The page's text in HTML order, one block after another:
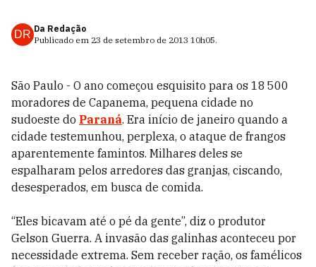
DR Da Redação
Publicado em 23 de setembro de 2013 10h05.
São Paulo - O ano começou esquisito para os 18 500
moradores de Capanema, pequena cidade no
sudoeste do Paraná. Era início de janeiro quando a
cidade testemunhou, perplexa, o ataque de frangos
aparentemente famintos. Milhares deles se
espalharam pelos arredores das granjas, ciscando,
desesperados, em busca de comida.
“Eles bicavam até o pé da gente”, diz o produtor
Gelson Guerra. A invasão das galinhas aconteceu por
necessidade extrema. Sem receber ração, os famélicos